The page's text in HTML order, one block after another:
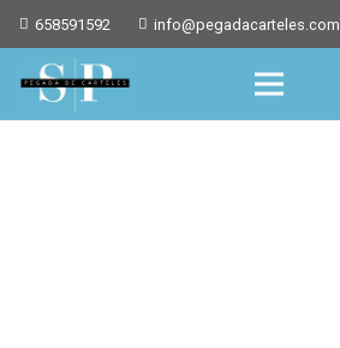
658591592 info@pegadacarteles.com